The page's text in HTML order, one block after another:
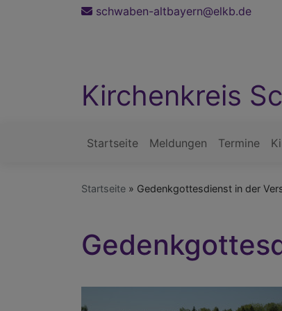
schwaben-altbayern@elkb.de
Kirchenkreis
Hauptnavigation
Startseite Meldungen Termine
Startseite Gedenkgottesdienst in der